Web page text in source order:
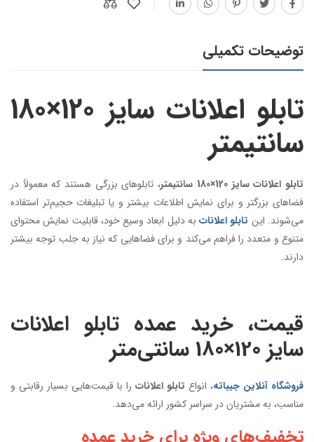
توضیحات تکمیلی
تابلو اعلانات سایز 120×180
سانتیمتر
تابلو اعلانات سایز 120×180 سانتیمتر
، تابلوهای بزرگی هستند که معمولاً در
فضاهای بزرگتر و برای نمایش اطلاعات بیشتر و یا تبلیغات حجیم‌تر استفاده
می‌شوند. این تابلو اعلاناتبه دلیل ابعاد وسیع خود، قابلیت نمایش محتوای
متنوع و متعدد را فراهم می‌کند و برای فضاهایی که نیاز به جلب توجه بیشتر
دارند.
قیمت، خرید عمده تابلو اعلانات
سایز 120×180 سانتی‌متر
فروشگاه آنلاین جیباته، انواع تابلو اعلانات را با قیمت‌هایی بسیار رقابتی و
مناسب، به مشتریان در سراسر کشور ارائه می‌دهد.